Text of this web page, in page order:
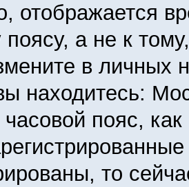
отображается
поясу, а не к
в личных
находитесь:
пояс,
то